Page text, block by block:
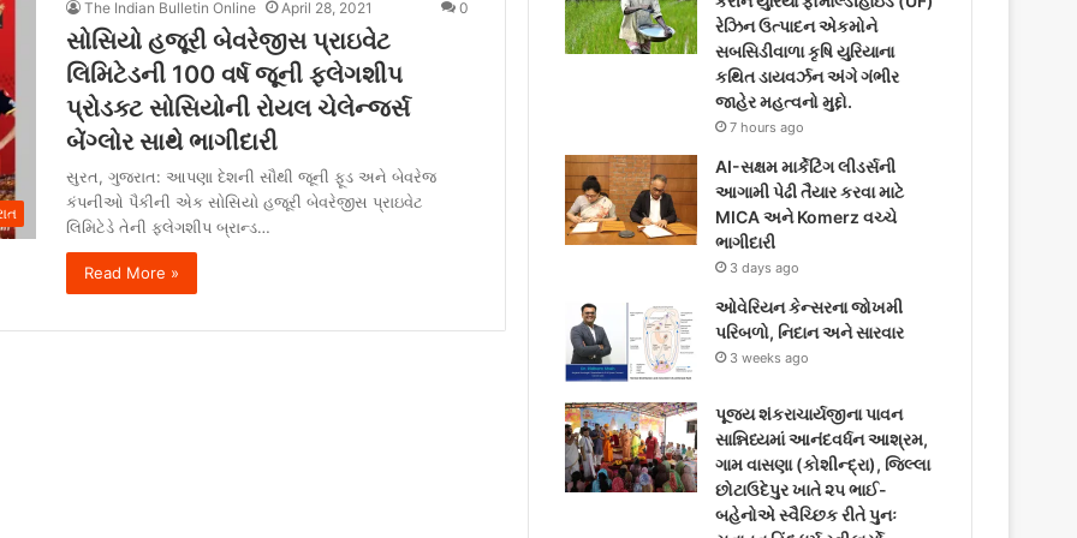
The Indian Bulletin Online April 28, 2021 0
સોસિયો હજૂરી બેવરેજીસ પ્રાઇવેટ
લિમિટેડની 100 વર્ષ જૂની ફ્લેગશીપ
પ્રોડક્ટ સોસિયોની રોયલ ચેલેન્જર્સ
બેંગ્લોર સાથે ભાગીદારી
સુરત, ગુજરાત: આપણા દેશની સૌથી જૂની ફૂડ અને બેવરેજ
કંપનીઓ પૈકીની એક સોસિયો હજૂરી બેવરેજીસ પ્રાઇવેટ
લિમિટેડે તેની ફ્લેગશીપ બ્રાન્ડ…
Read More »
o
o
k
e
r
g
r
a
m
રેઝિન ઉત્પાદન એકમોને
સબસિડીવાળા કૃષિ યુરિયાના
કથિત ડાયવર્ઝન અંગે ગંભીર
જાહેર મહત્વનો મુદ્દો.
7 hours ago
AI-સક્ષમ માર્કેટિંગ લીડર્સની
આગામી પેઢી તૈયાર કરવા માટે
MICA અને Komerz વચ્ચે
ભાગીદારી
3 days ago
ઓવેરિયન કેન્સરના જોખમી
પરિબળો, નિદાન અને સારવાર
3 weeks ago
પૂજ્ય શંકરાચાર્યજીના પાવન
સાન્નિધ્યમાં આનંદવર્ધન આશ્રમ,
ગામ વાસણા (કોશીન્દ્રા), જિલ્લા
છોટાઉદેપુર ખાતે ૨૫ ભાઈ-
બહેનોએ સ્વૈચ્છિક રીતે પુનઃ